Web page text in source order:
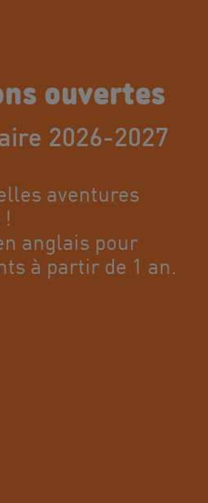
ouvertes
2026-2027
aventures
!
anglais pour
à partir de 1 an.